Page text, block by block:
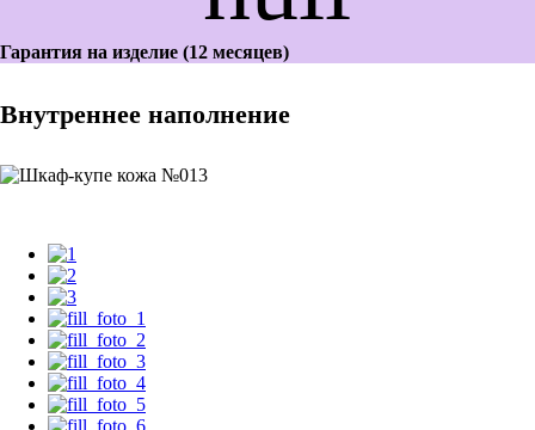
Гарантия на изделие (12 месяцев)
Внутреннее наполнение